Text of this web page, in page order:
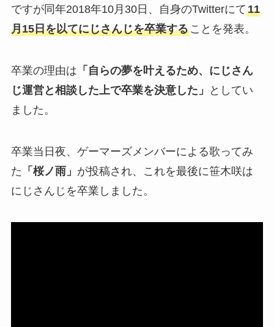
ですが同年2018年10月30日、自身のTwitterにて11
月15日を以てにじさんじを卒業することを発表。
卒業の理由は 「自らの夢を叶えるため、にじさん
じ運営と相談した上で卒業を決意した」
としてい
ました。
卒業当日夜、ゲーマーズメンバーによる歌ってみ
た 「桜ノ雨」 が投稿され、これを最後に笹木咲は
にじさんじを卒業しました。